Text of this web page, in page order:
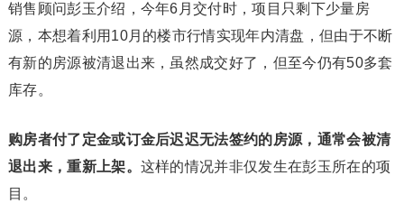
销售顾问彭玉介绍，今年6月交付时，项目只剩下少量房
源，本想着利用10月的楼市行情实现年内清盘，但由于不断
有新的房源被清退出来，虽然成交好了，但至今仍有50多套
库存。
购房者付了定金或订金后迟迟无法签约的房源，通常会被清
退出来，重新上架。 这样的情况并非仅发生在彭玉所在的项
目。